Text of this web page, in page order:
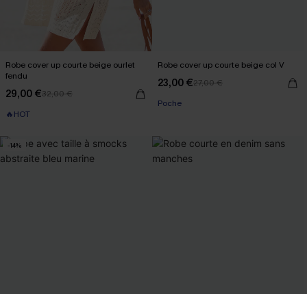
Robe cover up courte beige ourlet
fendu
29,00 €32,00 €
🔥HOT
Robe cover up courte beige col V
23,00 €27,00 €
Poche
-14%